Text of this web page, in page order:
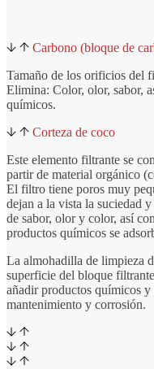
Carbono (bloque de
Tamaño de los orificios del
Elimina: Color, olor, sabor,
químicos.
Corteza de coco
Este elemento filtrante se
partir de material orgánico
El filtro tiene poros muy
dejan a la vista la suciedad
de sabor, olor y color, así
productos químicos se
La almohadilla de limpieza
superficie del bloque
añadir productos químicos
mantenimiento y corrosión.